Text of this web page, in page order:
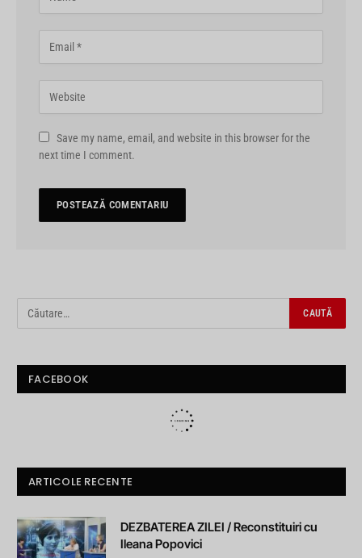
Save my name, email, and website in this browser for the
next time I comment.
FACEBOOK
ARTICOLE RECENTE
DEZBATEREA ZILEI / Reconstituiri cu
Ileana Popovici